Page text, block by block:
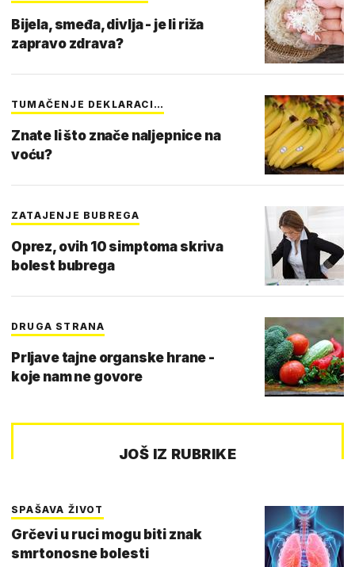
Bijela, smeđa, divlja - je li riža
zapravo zdrava?
TUMAČENJE DEKLARACI…
Znate li što znače naljepnice na
voću?
ZATAJENJE BUBREGA
Oprez, ovih 10 simptoma skriva
bolest bubrega
DRUGA STRANA
Prljave tajne organske hrane -
koje nam ne govore
JOŠ IZ RUBRIKE
SPAŠAVA ŽIVOT
Grčevi u ruci mogu biti znak
smrtonosne bolesti